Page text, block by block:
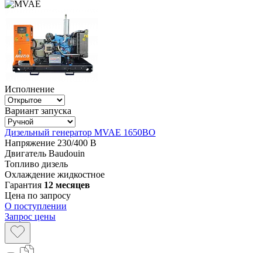
Исполнение
Вариант запуска
Дизельный генератор MVAE 1650BO
Напряжение 230/400 В
Двигатель Baudouin
Топливо дизель
Охлаждение жидкостное
Гарантия 12 месяцев
Цена по запросу
О поступлении
Запрос цены